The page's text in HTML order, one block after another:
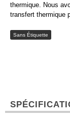
thermique. Nous
transfert thermique
Sans Étiquette